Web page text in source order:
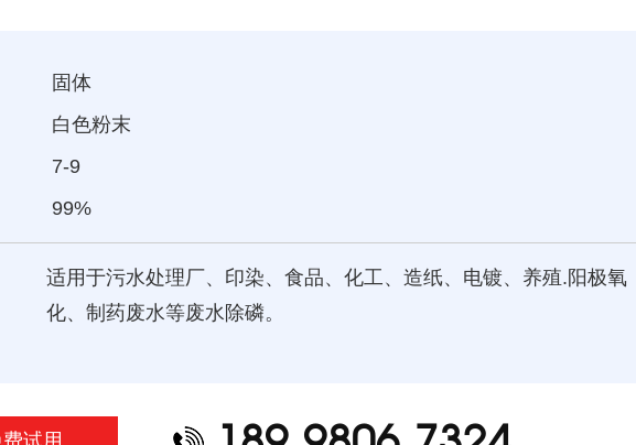
固体
白色粉末
7-9
99%
适用于污水处理厂、印染、食品、化工、造纸、电镀、养殖.阳极氧
化、制药废水等废水除磷。